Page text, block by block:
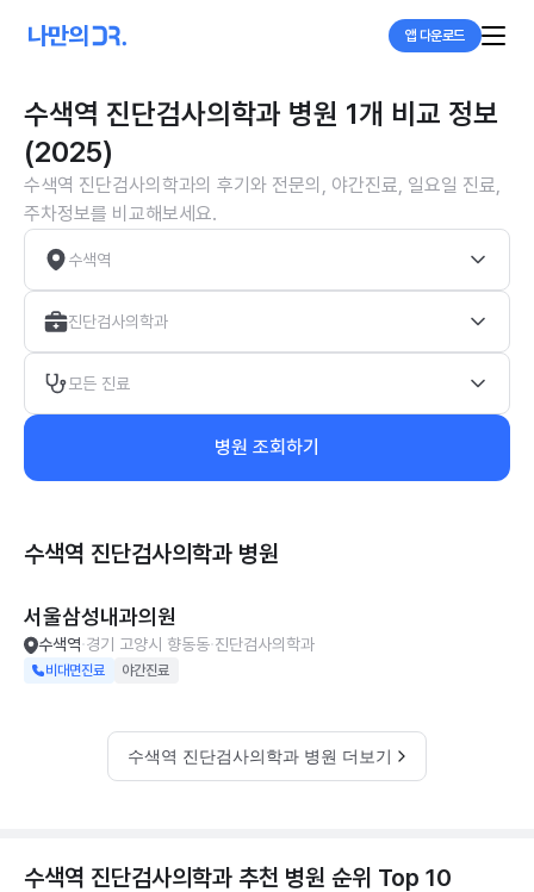
앱 다운로드
수색역 진단검사의학과 병원 1개 비교 정보
(2025)
수색역 진단검사의학과의 후기와 전문의, 야간진료, 일요일 진료,
주차정보를 비교해보세요.
수색역
진단검사의학과
모든 진료
병원 조회하기
수색역 진단검사의학과 병원
서울삼성내과의원
수색역 경기 고양시 향동동 진단검사의학과
비대면진료 야간진료
수색역 진단검사의학과 병원 더보기
수색역 진단검사의학과 추천 병원 순위 Top 10